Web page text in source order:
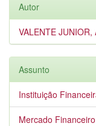
Autor
VALENTE
Assunto
Instituição
Mercado Financeiro